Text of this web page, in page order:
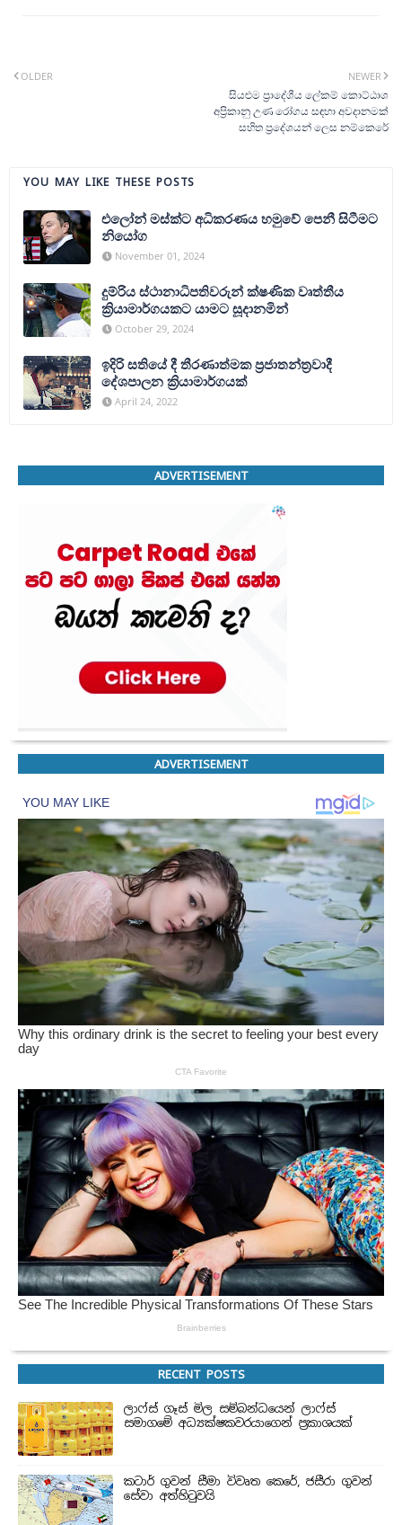
NEWER
සියළුම ප්‍රාදේශීය ලේකම් කොට්ඨාශ
අප්‍රිකානු උණ රෝගය සඳහා අවදානමක්
සහිත ප්‍රදේශයන් ලෙස නම්කෙරේ
OLDER
YOU MAY LIKE THESE POSTS
එලෝන් මස්ක්ට අධිකරණය හමුවේ පෙනී සිටීමට
නියෝග
November 01, 2024
දුම්රිය ස්ථානාධිපතිවරුන් ක්ෂණික වෘත්තීය
ක්‍රියාමාර්ගයකට යාමට සූදානමින්
October 29, 2024
ඉදිරි සතියේ දී තීරණාත්මක ප්‍රජාතන්ත්‍රවාදී
දේශපාලන ක්‍රියාමාර්ගයක්
April 24, 2022
ADVERTISEMENT
ADVERTISEMENT
RECENT POSTS
ලාෆ්ස් ගෑස් මිල සම්බන්ධයෙන් ලාෆ්ස්
සමාගමේ අධ්‍යක්ෂකවරයාගෙන් ප්‍රකාශයක්
කටාර් ගුවන් සීමා විවෘත කෙරේ, ජසීරා ගුවන්
සේවා අත්හි‍ටුවයි